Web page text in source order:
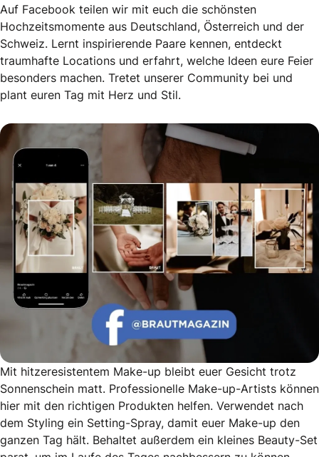
Auf Facebook teilen wir mit euch die schönsten
Hochzeitsmomente aus Deutschland, Österreich und der
Schweiz. Lernt inspirierende Paare kennen, entdeckt
traumhafte Locations und erfahrt, welche Ideen eure Feier
besonders machen. Tretet unserer Community bei und
plant euren Tag mit Herz und Stil.
Echte Geschichten. Echte Emotionen.
Mit hitzeresistentem Make-up bleibt euer Gesicht trotz
Sonnenschein matt. Professionelle Make-up-Artists können
hier mit den richtigen Produkten helfen. Verwendet nach
dem Styling ein Setting-Spray, damit euer Make-up den
ganzen Tag hält. Behaltet außerdem ein kleines Beauty-Set